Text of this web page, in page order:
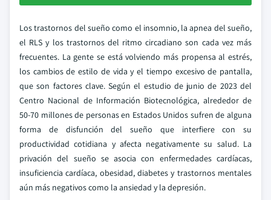
Los trastornos del sueño como el insomnio, la apnea del sueño,
el RLS y los trastornos del ritmo circadiano son cada vez más
frecuentes. La gente se está volviendo más propensa al estrés,
los cambios de estilo de vida y el tiempo excesivo de pantalla,
que son factores clave. Según el estudio de junio de 2023 del
Centro Nacional de Información Biotecnológica, alrededor de
50-70 millones de personas en Estados Unidos sufren de alguna
forma de disfunción del sueño que interfiere con su
productividad cotidiana y afecta negativamente su salud. La
privación del sueño se asocia con enfermedades cardíacas,
insuficiencia cardíaca, obesidad, diabetes y trastornos mentales
aún más negativos como la ansiedad y la depresión.